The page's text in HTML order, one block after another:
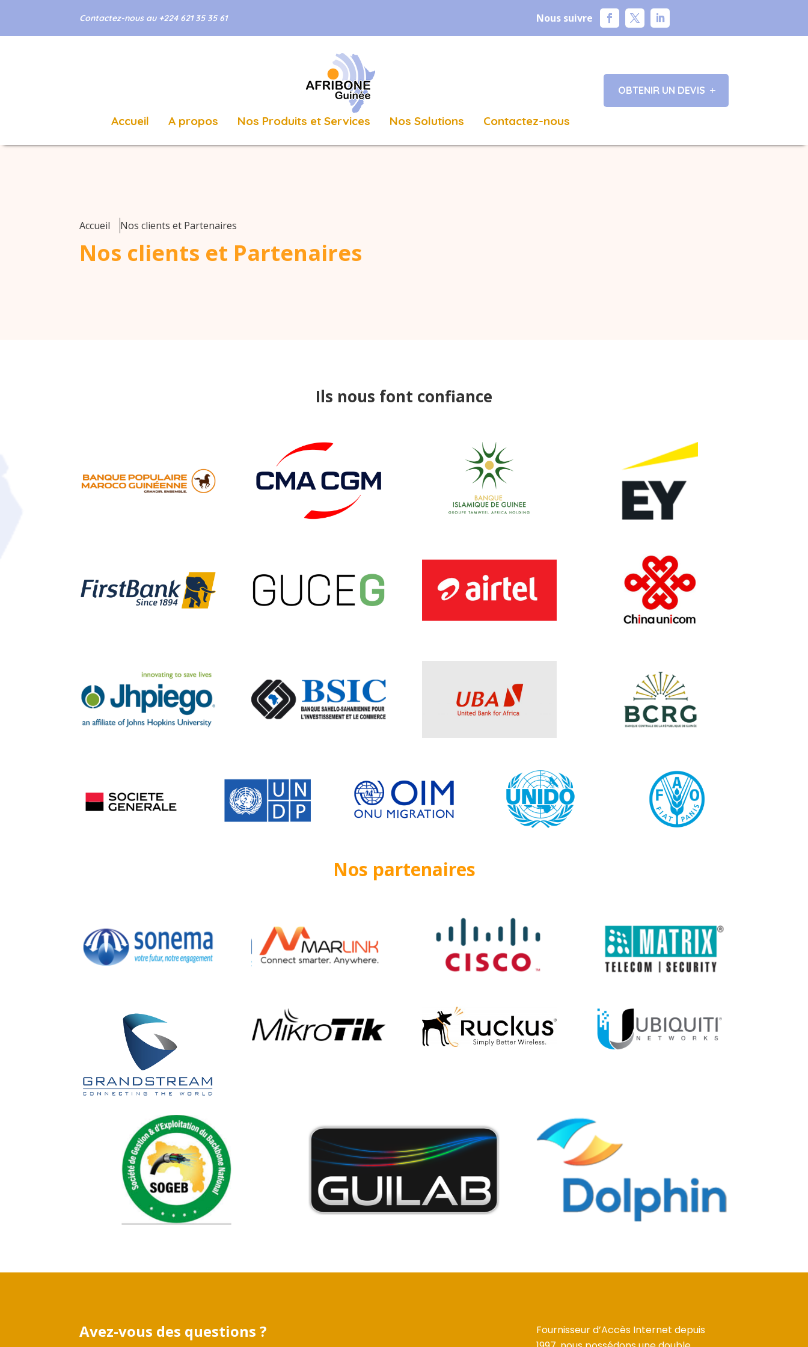
Contactez-nous au +224 621 35 35 61 Nous suivre
Accueil A propos Nos Produits et Services Nos Solutions Contactez-nous
OBTENIR UN DEVIS
Accueil Nos clients et Partenaires
Nos clients et Partenaires
Ils nous font confiance
Nos partenaires
Avez-vous des questions ?
Fournisseur d’Accès Internet depuis